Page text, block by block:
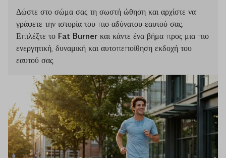
Δώστε στο σώμα σας τη σωστή ώθηση και αρχίστε να
γράφετε την ιστορία του πιο αδύνατου εαυτού σας.
Επιλέξτε το Fat Burner και κάντε ένα βήμα προς μια πιο
ενεργητική, δυναμική και αυτοπεποίθηση εκδοχή του
εαυτού σας.